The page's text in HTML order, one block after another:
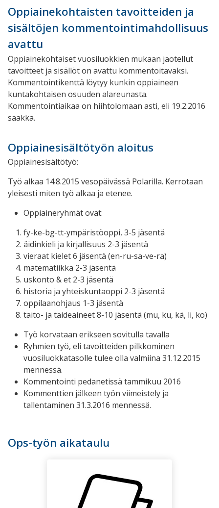
Oppiainekohtaisten tavoitteiden ja
sisältöjen kommentointimahdollisuus
avattu
Oppiainekohtaiset vuosiluokkien mukaan jaotellut
tavoitteet ja sisällöt on avattu kommentoitavaksi.
Kommentointikenttä löytyy kunkin oppiaineen
kuntakohtaisen osuuden alareunasta.
Kommentointiaikaa on hiihtolomaan asti, eli 19.2.2016
saakka.
Oppiainesisältötyön aloitus
Oppiainesisältötyö:
Työ alkaa 14.8.2015 vesopäivässä Polarilla. Kerrotaan
yleisesti miten työ alkaa ja etenee.
Oppiaineryhmät ovat:
fy-ke-bg-tt-ympäristöoppi, 3-5 jäsentä
äidinkieli ja kirjallisuus 2-3 jäsentä
vieraat kielet 6 jäsentä (en-ru-sa-ve-ra)
matematiikka 2-3 jäsentä
uskonto & et 2-3 jäsentä
historia ja yhteiskuntaoppi 2-3 jäsentä
oppilaanohjaus 1-3 jäsentä
taito- ja taideaineet 8-10 jäsentä (mu, ku, kä, li, ko)
Työ korvataan erikseen sovitulla tavalla
Ryhmien työ, eli tavoitteiden pilkkominen
vuosiluokkatasolle tulee olla valmiina 31.12.2015
mennessä.
Kommentointi pedanetissä tammikuu 2016
Kommenttien jälkeen työn viimeistely ja
tallentaminen 31.3.2016 mennessä.
Ops-työn aikataulu